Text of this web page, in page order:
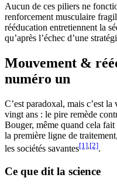
Aucun de ces piliers ne
renforcement musculaire
rééducation entretiennent la
qu’après l’échec d’une
Mouvement &
numéro un
C’est paradoxal, mais c’est
vingt ans : le pire remède
Bouger, même quand cela
la première ligne de
les sociétés savantes[1] [2].
Ce que dit la science